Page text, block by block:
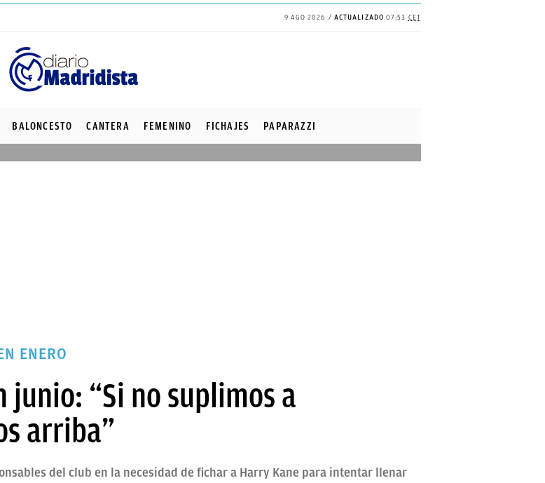
9 AGO 2026 ACTUALIZADO 07:53 CET
BALONCESTO CANTERA FEMENINO FICHAJES PAPARAZZI
ENERO
“Si no suplimos a
arriba”
del club en la necesidad de fichar a Harry Kane para intentar llenar